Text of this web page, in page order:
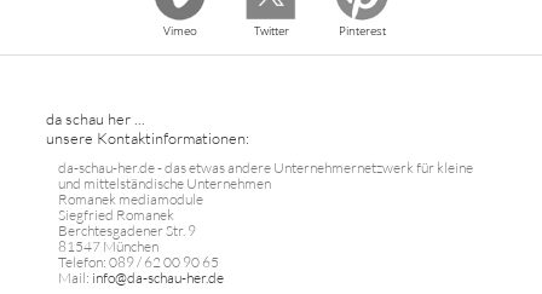
Vimeo Twitter Pinterest
da schau her ...
unsere Kontaktinformationen:
da-schau-her.de - das etwas andere Unternehmernetzwerk für kleine
und mittelständische Unternehmen
Romanek mediamodule
Siegfried Romanek
Berchtesgadener Str. 9
81547 München
Telefon: 089 / 62 00 90 65
Mail: info@da-schau-her.de